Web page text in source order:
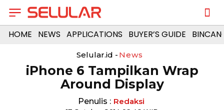
HOME NEWS APPLICATIONS BUYER’S GUIDE
Selular.id - News
iPhone 6 Tampilkan Wrap
Around Display
Penulis : Redaksi